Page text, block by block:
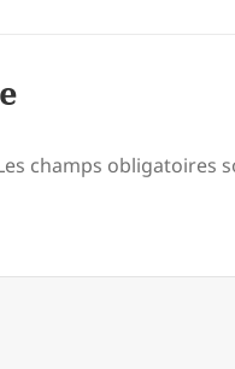
champs obligatoires